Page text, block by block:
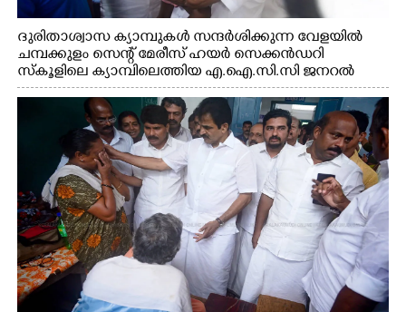
ദുരിതാശ്വാസ ക്യാമ്പുകൾ സന്ദർശിക്കുന്ന വേളയിൽ
ചമ്പക്കുളം സെന്റ് മേരീസ് ഹയർ സെക്കൻഡറി
സ്കൂളിലെ ക്യാമ്പിലെത്തിയ എ.ഐ.സി.സി ജനറൽ
സെക്രട്ടറി കെ.സി വേണുഗോപാൽ എം.പി കുരുന്നിനെ
എടുത്ത് ലാളിച്ചപ്പോൾ. സഹകരണ-എക്സൈസ്
വകുപ്പ് മന്ത്രി എം. ലിജു, കൃഷിവകുപ്പ് മന്ത്രി ടി. സിദ്ദിഖ്,
റെജി ചെറിയാൻ എം. എൽ. എ എന്നിവർ സമീപം